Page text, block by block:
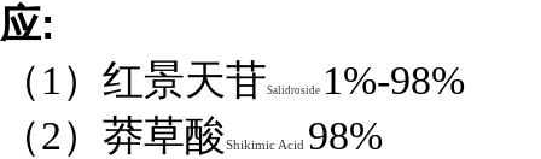
应:
（1）红景天苷Salidroside 1%-98%
（2）莽草酸Shikimic Acid 98%